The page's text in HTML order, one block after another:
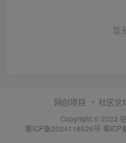
暂
网创项目 社区论
Copyright © 2023
蜀ICP备2024116526号 蜀ICP